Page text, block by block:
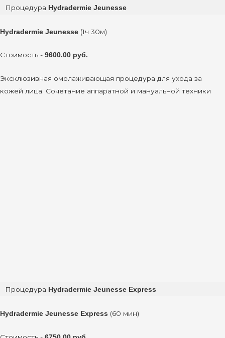
Процедура Hydradermie Jeunesse
Hydradermie Jeunesse (1ч 30м)
Стоимость - 9600.00 руб.
Эксклюзивная омолаживающая процедура для ухода за
кожей лица. Сочетание аппаратной и мануальной техники
Процедура Hydradermie Jeunesse Express
Hydradermie Jeunesse Express (60 мин)